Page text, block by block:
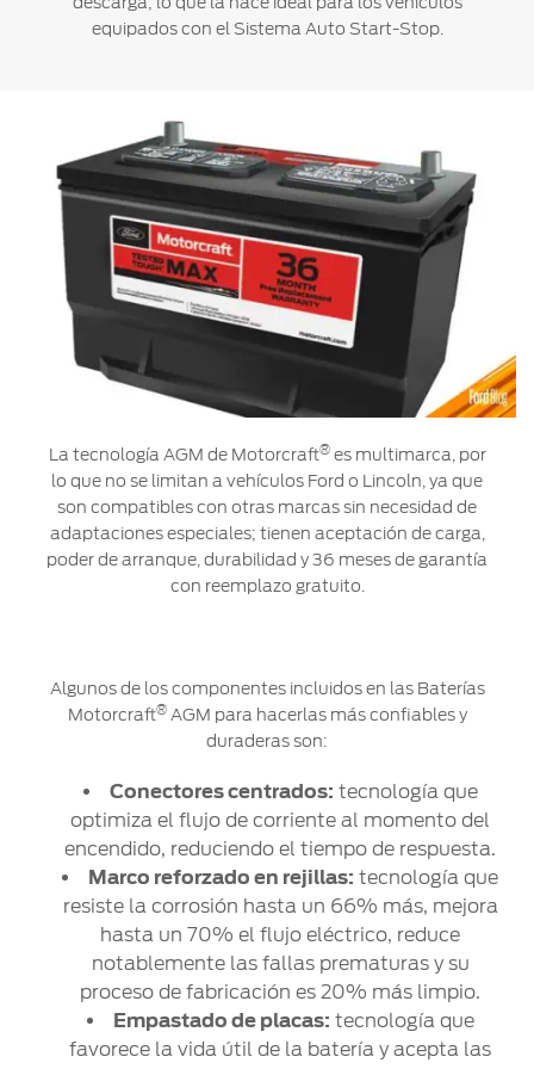
equipados con el Sistema Auto Start-Stop.
La tecnología AGM de Motorcraft®es multimarca, por
lo que no se limitan a vehículos Ford o Lincoln, ya que
son compatibles con otras marcas sin necesidad de
adaptaciones especiales; tienen aceptación de carga,
poder de arranque, durabilidad y 36 meses de garantía
con reemplazo gratuito.
Algunos de los componentes incluidos en las Baterías
Motorcraft®AGM para hacerlas más confiables y
duraderas son:
Conectores centrados: tecnología que
optimiza el flujo de corriente al momento del
encendido, reduciendo el tiempo de respuesta.
Marco reforzado en rejillas: tecnología que
resiste la corrosión hasta un 66% más, mejora
hasta un 70% el flujo eléctrico, reduce
notablemente las fallas prematuras y su
proceso de fabricación es 20% más limpio.
Empastado de placas: tecnología que
favorece la vida útil de la batería y acepta las